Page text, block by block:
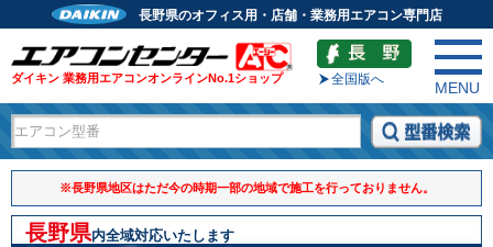
長野県のオフィス用・店舗・業務用エアコン専門店
ダイキン 業務用エアコンオンラインNo.1ショップ 全国版へ
MENU
※長野県地区はただ今の時期一部の地域で施工を行っておりません。
長野県内全域対応いたします